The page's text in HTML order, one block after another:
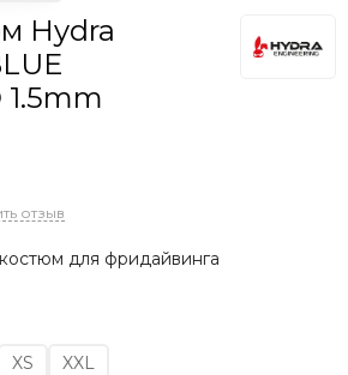
Hydra
отзыв
для фридайвинга
XS
XXL